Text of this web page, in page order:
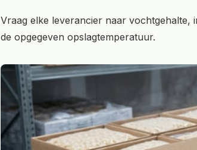
Vraag elke leverancier naar vochtgehalte,
de opgegeven opslagtemperatuur.